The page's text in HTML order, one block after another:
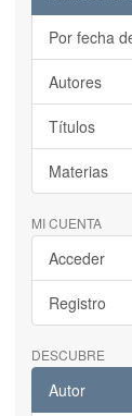
Por fecha
Autores
Títulos
Materias
MI CUENTA
Acceder
Registro
DESCUBRE
Autor